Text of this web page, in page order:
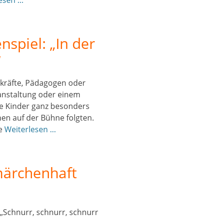
„In der
Pädagogen oder
oder einem
Kinder ganz besonders
auf der Bühne folgten.
Weiterlesen …
schnurr, schnurr